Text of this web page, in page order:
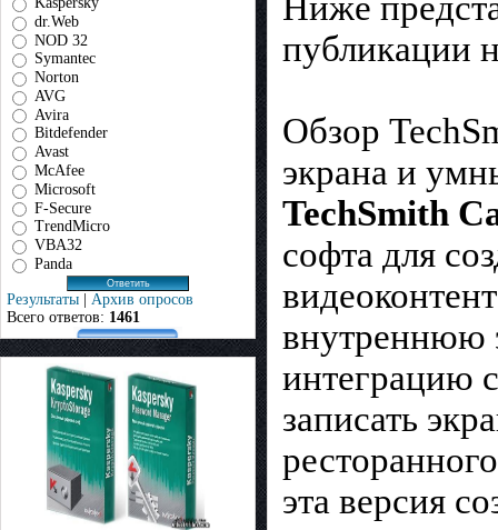
dr.Web
NOD 32
Symantec
Norton
AVG
Avira
Bitdefender
Avast
McAfee
Microsoft
F-Secure
TrendMicro
VBA32
Panda
Результаты | Архив опросов
Всего ответов: 1461
публикации
Обзор
экрана и
TechSmith
софта для
внутреннюю
интеграцию
записать
эта версия